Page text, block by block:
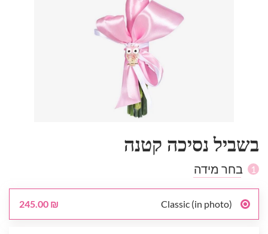
בשביל נסיכה קטנה
1 בחר מידה
Classic (in photo)
245.00 ₪